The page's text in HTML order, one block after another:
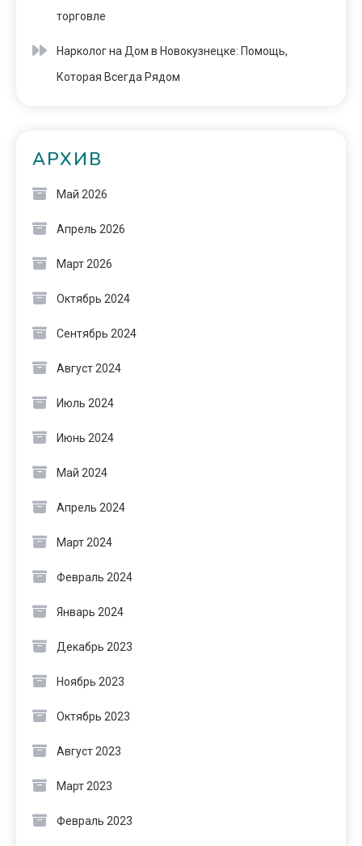
торговле
Нарколог на Дом в Новокузнецке: Помощь,
Которая Всегда Рядом
АРХИВ
Май 2026
Апрель 2026
Март 2026
Октябрь 2024
Сентябрь 2024
Август 2024
Июль 2024
Июнь 2024
Май 2024
Апрель 2024
Март 2024
Февраль 2024
Январь 2024
Декабрь 2023
Ноябрь 2023
Октябрь 2023
Август 2023
Март 2023
Февраль 2023